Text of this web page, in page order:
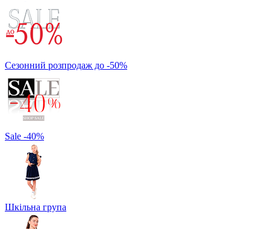
Сезонний розпродаж до -50%
Sale -40%
Шкільна група